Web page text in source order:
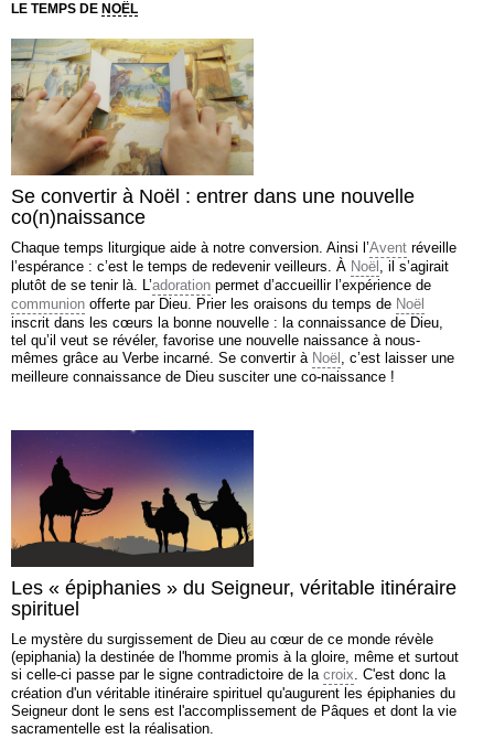
LE TEMPS DE NOËL
Se convertir à Noël : entrer dans une nouvelle
co(n)naissance
Chaque temps liturgique aide à notre conversion. Ainsi l’Avent réveille
l’espérance : c’est le temps de redevenir veilleurs. À Noël , il s’agirait
plutôt de se tenir là. L’adoration permet d’accueillir l’expérience de
communion offerte par Dieu. Prier les oraisons du temps de Noël
inscrit dans les cœurs la bonne nouvelle : la connaissance de Dieu,
tel qu’il veut se révéler, favorise une nouvelle naissance à nous-
mêmes grâce au Verbe incarné. Se convertir à Noël , c’est laisser une
meilleure connaissance de Dieu susciter une co-naissance !
Les « épiphanies » du Seigneur, véritable itinéraire
spirituel
Le mystère du surgissement de Dieu au cœur de ce monde révèle
(epiphania) la destinée de l'homme promis à la gloire, même et surtout
si celle-ci passe par le signe contradictoire de la croix. C'est donc la
création d'un véritable itinéraire spirituel qu'augurent les épiphanies du
Seigneur dont le sens est l'accomplissement de Pâques et dont la vie
sacramentelle est la réalisation.